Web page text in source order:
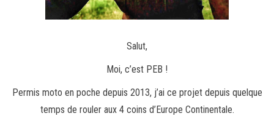
Salut,
Moi, c’est PEB !
Permis moto en poche depuis 2013, j’ai ce projet depuis quelque
temps de rouler aux 4 coins d’Europe Continentale.